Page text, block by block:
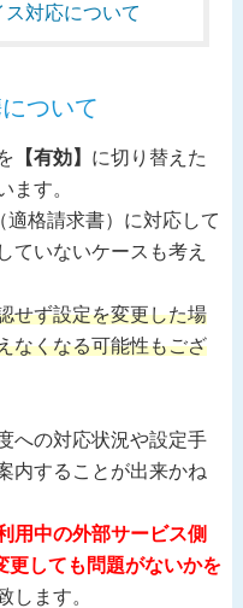
対応について
ついて
【有効】 に切り替えた
ます。
適格請求書）に対応して
ていないケースも考え
せず設定を変更した場
なくなる可能性もござ
への対応状況や設定手
内することが出来かね
用中の外部サービス側
更しても問題がないかを
します。